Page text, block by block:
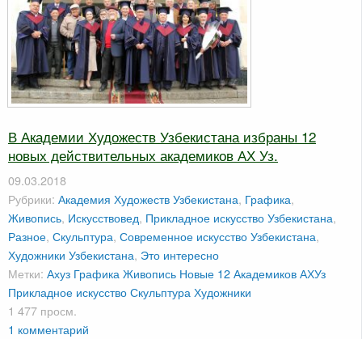
В Академии Художеств Узбекистана избраны 12
новых действительных академиков АХ Уз.
09.03.2018
Рубрики: Академия Художеств Узбекистана, Графика,
Живопись, Искусствовед, Прикладное искусство Узбекистана,
Разное, Скульптура, Современное искусство Узбекистана,
Художники Узбекистана, Это интересно
Метки: Ахуз ГрафикаЖивопись Новые 12 Академиков АХУз
Прикладное искусствоСкульптураХудожники
1 477 просм.
1 комментарий